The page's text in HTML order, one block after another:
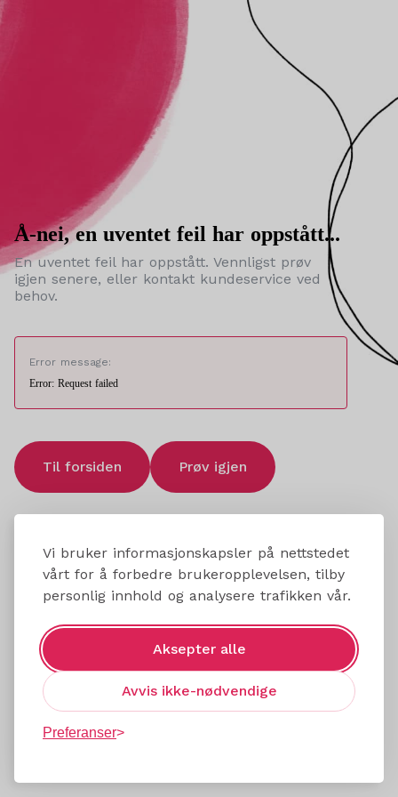
Vi bruker informasjonskapsler på nettstedet
vårt for å forbedre brukeropplevelsen, tilby
personlig innhold og analysere trafikken vår.
Aksepter alle
Avvis ikke-nødvendige
Preferanser
Å-nei, en uventet feil har oppstått...
En uventet feil har oppstått. Vennligst prøv
igjen senere, eller kontakt kundeservice ved
behov.
Error message:
Error: Request failed
Til forsiden Prøv igjen